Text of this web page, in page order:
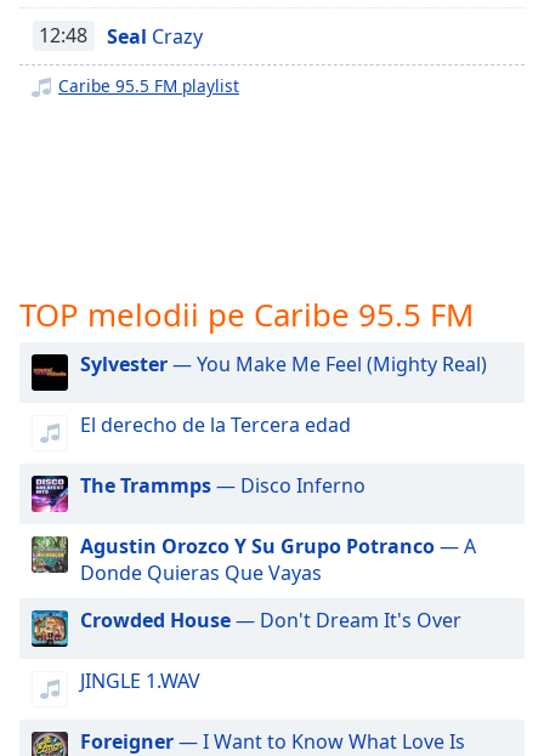
Descriptions
off,
settings
subtitles
off
selected
Track
in-
Picture
This
modal
window.
12:48 Seal Crazy
Caribe 95.5 FM playlist
TOP melodii pe Caribe 95.5 FM
Sylvester— You Make Me Feel (Mighty Real)
El derecho de la Tercera edad
The Trammps— Disco Inferno
Agustin Orozco Y Su Grupo Potranco— A
Donde Quieras Que Vayas
Crowded House— Don't Dream It's Over
JINGLE 1.WAV
Foreigner— I Want to Know What Love Is